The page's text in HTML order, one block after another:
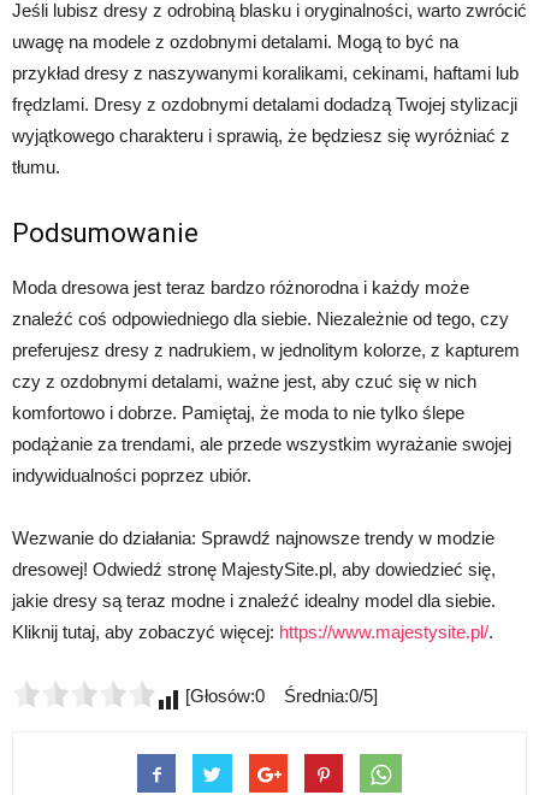
Jeśli lubisz dresy z odrobiną blasku i oryginalności, warto zwrócić
uwagę na modele z ozdobnymi detalami. Mogą to być na
przykład dresy z naszywanymi koralikami, cekinami, haftami lub
frędzlami. Dresy z ozdobnymi detalami dodadzą Twojej stylizacji
wyjątkowego charakteru i sprawią, że będziesz się wyróżniać z
tłumu.
Podsumowanie
Moda dresowa jest teraz bardzo różnorodna i każdy może
znaleźć coś odpowiedniego dla siebie. Niezależnie od tego, czy
preferujesz dresy z nadrukiem, w jednolitym kolorze, z kapturem
czy z ozdobnymi detalami, ważne jest, aby czuć się w nich
komfortowo i dobrze. Pamiętaj, że moda to nie tylko ślepe
podążanie za trendami, ale przede wszystkim wyrażanie swojej
indywidualności poprzez ubiór.
Wezwanie do działania: Sprawdź najnowsze trendy w modzie
dresowej! Odwiedź stronę MajestySite.pl, aby dowiedzieć się,
jakie dresy są teraz modne i znaleźć idealny model dla siebie.
Kliknij tutaj, aby zobaczyć więcej: https://www.majestysite.pl/.
[Głosów:0 Średnia:0/5]